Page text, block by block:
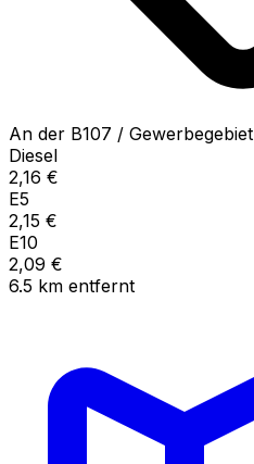
An der B107 / Gewerbegebiet
Diesel
2,16 €
E5
2,15 €
E10
2,09 €
6.5 km entfernt